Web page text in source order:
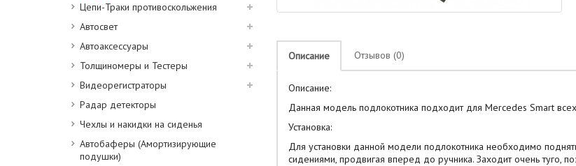
Цепи-Траки противоскольжения
Автосвет
Автоаксессуары
Толщиномеры и Тестеры
Видеорегистраторы
Радар детекторы
Чехлы и накидки на сиденья
Автобаферы (Амортизирующие
подушки)
Описание Отзывов (0)
Описание:
Данная модель подлокотника подходит для Mercedes Smart
Установка:
Для установки данной модели подлокотника необходимо
сидениями, продвигая вперед до ручника. Заходит очень туго,